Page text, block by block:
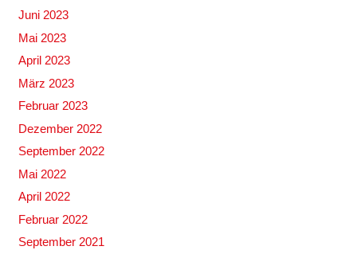
Juni 2023
Mai 2023
April 2023
März 2023
Februar 2023
Dezember 2022
September 2022
Mai 2022
April 2022
Februar 2022
September 2021